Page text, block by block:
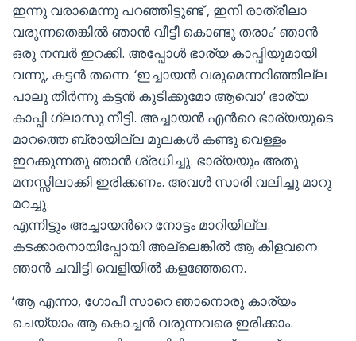
ഇന്നു വരാമെന്നു പറഞ്ഞിട്ടുണ്ട് , ഇനി രാത്രീലാ
വരുന്നതെങ്കില്‍ ഞാന്‍ വീട്ടീ കൊണ്ടു തരാം’ ഞാന്‍
ഒരു നമ്പര്‍ ഇറക്കി. അപ്പോള്‍ ഭാര്യ കാപ്പിയുമായി
വന്നു, കട്ടന്‍ തന്നെ. ‘ഇച്ചായന്‍ വരുമെന്നറിഞ്ഞില്ല
പാലു തീര്‍ന്നു കട്ടന്‍ കുടിക്കുമോ ആവൊ’ ഭാര്യ
കാപ്പി ഗ്ലാസു നീട്ടി. അച്ചായന്‍ എന്‍റെ ഭാര്യയുടെ
മാറത്തെ ബ്രായില്ല മുലകള്‍ കണ്ടു വെള്ളം
ഇറക്കുന്നതു ഞാന്‍ ശ്രധിച്ചു. ഭാര്യയും അതു
മനസ്സിലാക്കി ഇരിക്കണം. അവള്‍ സാരി വലിച്ചു മാറു
മറച്ചു.
എന്നിട്ടും അച്ചായന്‍റെ നോട്ടം മാറിയില്ല.
കടക്കാരനായിപ്പോയി അല്ലെങ്കില്‍ ആ കിളവനെ
ഞാന്‍ ചവിട്ടി വെളിയില്‍ കളഞ്ഞേനെ.
‘ആ എന്നാ, ഗോപീ സാറെ ഞാനൊരു കാര്യം
ചെയ്യാം ആ കൊച്ചന്‍ വരുന്നവരെ ഇരിക്കാം.